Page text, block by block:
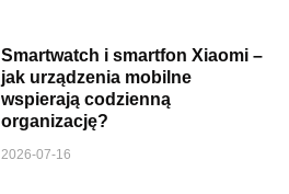
Smartwatch i smartfon Xiaomi –
jak urządzenia mobilne
wspierają codzienną
organizację?
2026-07-16